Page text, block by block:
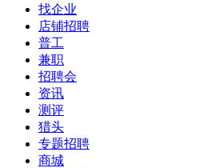
找企业
店铺招聘
普工
兼职
招聘会
资讯
测评
猎头
专题招聘
商城